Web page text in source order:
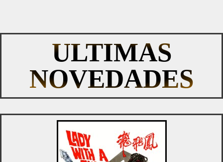
ULTIMAS
NOVEDADES